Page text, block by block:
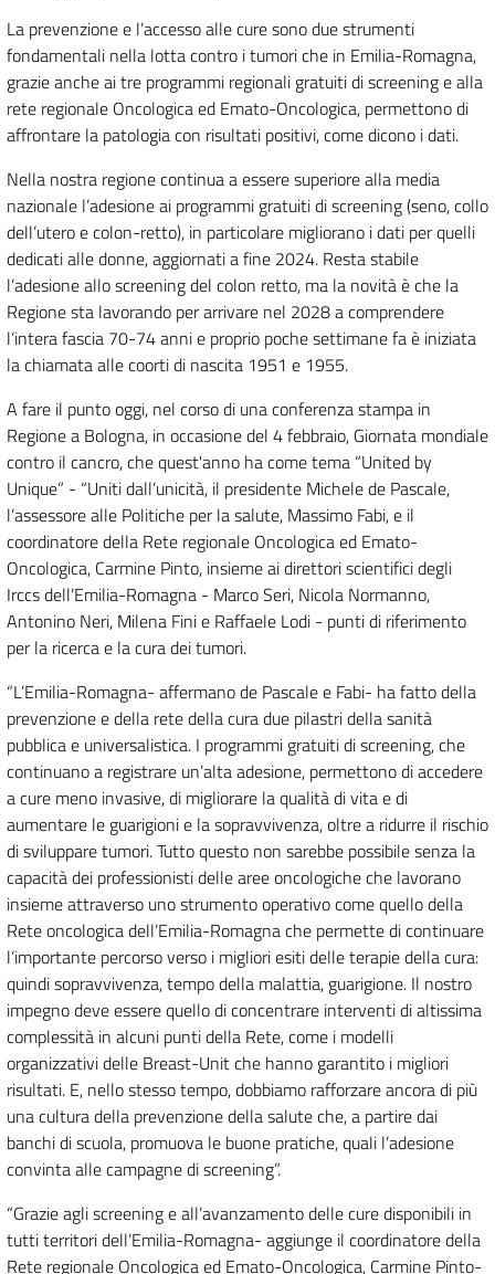
La prevenzione e l’accesso alle cure sono due strumenti
fondamentali nella lotta contro i tumori che in Emilia-Romagna,
grazie anche ai tre programmi regionali gratuiti di screening e alla
rete regionale Oncologica ed Emato-Oncologica, permettono di
affrontare la patologia con risultati positivi, come dicono i dati.
Nella nostra regione continua a essere superiore alla media
nazionale l’adesione ai programmi gratuiti di screening (seno, collo
dell’utero e colon-retto), in particolare migliorano i dati per quelli
dedicati alle donne, aggiornati a fine 2024. Resta stabile
l’adesione allo screening del colon retto, ma la novità è che la
Regione sta lavorando per arrivare nel 2028 a comprendere
l’intera fascia 70-74 anni e proprio poche settimane fa è iniziata
la chiamata alle coorti di nascita 1951 e 1955.
A fare il punto oggi, nel corso di una conferenza stampa in
Regione a Bologna, in occasione del 4 febbraio, Giornata mondiale
contro il cancro, che quest'anno ha come tema “United by
Unique” - “Uniti dall’unicità, il presidente Michele de Pascale,
l’assessore alle Politiche per la salute, Massimo Fabi, e il
coordinatore della Rete regionale Oncologica ed Emato-
Oncologica, Carmine Pinto, insieme ai direttori scientifici degli
Irccs dell’Emilia-Romagna - Marco Seri, Nicola Normanno,
Antonino Neri, Milena Fini e Raffaele Lodi - punti di riferimento
per la ricerca e la cura dei tumori.
“L’Emilia-Romagna- affermano de Pascale e Fabi- ha fatto della
prevenzione e della rete della cura due pilastri della sanità
pubblica e universalistica. I programmi gratuiti di screening, che
continuano a registrare un’alta adesione, permettono di accedere
a cure meno invasive, di migliorare la qualità di vita e di
aumentare le guarigioni e la sopravvivenza, oltre a ridurre il rischio
di sviluppare tumori. Tutto questo non sarebbe possibile senza la
capacità dei professionisti delle aree oncologiche che lavorano
insieme attraverso uno strumento operativo come quello della
Rete oncologica dell’Emilia-Romagna che permette di continuare
l’importante percorso verso i migliori esiti delle terapie della cura:
quindi sopravvivenza, tempo della malattia, guarigione. Il nostro
impegno deve essere quello di concentrare interventi di altissima
complessità in alcuni punti della Rete, come i modelli
organizzativi delle Breast-Unit che hanno garantito i migliori
risultati. E, nello stesso tempo, dobbiamo rafforzare ancora di più
una cultura della prevenzione della salute che, a partire dai
banchi di scuola, promuova le buone pratiche, quali l’adesione
convinta alle campagne di screening”.
“Grazie agli screening e all’avanzamento delle cure disponibili in
tutti territori dell’Emilia-Romagna- aggiunge il coordinatore della
Rete regionale Oncologica ed Emato-Oncologica, Carmine Pinto-